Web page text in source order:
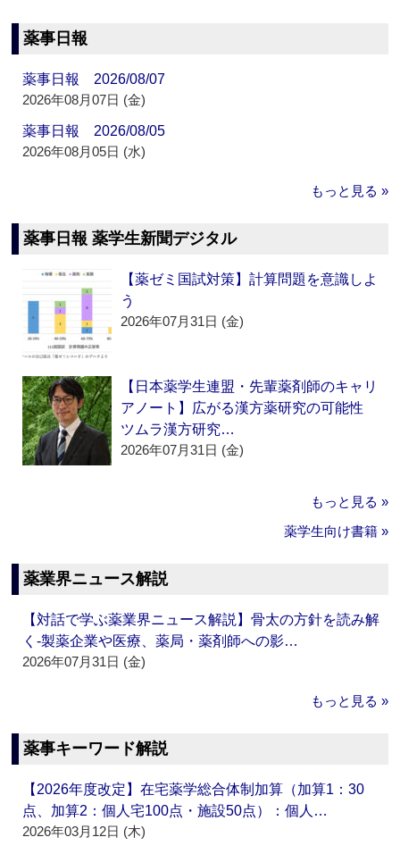
薬事日報
薬事日報 2026/08/07
2026年08月07日 (金)
薬事日報 2026/08/05
2026年08月05日 (水)
もっと見る »
薬事日報 薬学生新聞デジタル
【薬ゼミ国試対策】計算問題を意識しよ
う
2026年07月31日 (金)
【日本薬学生連盟・先輩薬剤師のキャリ
アノート】広がる漢方薬研究の可能性
ツムラ漢方研究…
2026年07月31日 (金)
もっと見る »
薬学生向け書籍 »
薬業界ニュース解説
【対話で学ぶ薬業界ニュース解説】骨太の方針を読み解
く‐製薬企業や医療、薬局・薬剤師への影…
2026年07月31日 (金)
もっと見る »
薬事キーワード解説
【2026年度改定】在宅薬学総合体制加算（加算1：30
点、加算2：個人宅100点・施設50点）：個人…
2026年03月12日 (木)